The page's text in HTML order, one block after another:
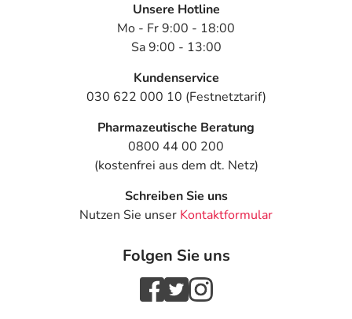
verordnet worden, sprechen Sie mit Ihrem Arzt oder
Apotheker. Der therapeutische Nutzen kann höher sein,
als das Risiko, das die Anwendung bei einer
Gegenanzeige in sich birgt.
Nebenwirkungen
Welche unerwünschten Wirkungen können auftreten?
- Magen-Darm-Beschwerden, wie:
- Erbrechen
- Durchfälle
- Geschmacksstörungen
Unsere Hotline
Mo - Fr 9:00 - 18:00
Sa 9:00 - 13:00
Kundenservice
030 622 000 10 (Festnetztarif)
Pharmazeutische Beratung
0800 44 00 200
(kostenfrei aus dem dt. Netz)
Schreiben Sie uns
Nutzen Sie unser Kontaktformular
Folgen Sie uns